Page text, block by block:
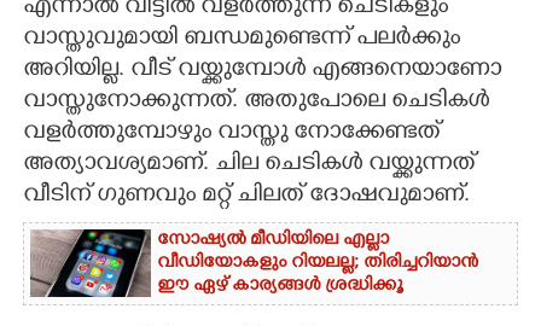
LITERATURE
ZOOM
CONTACT US
എന്നാൽ വീട്ടിൽ വളർത്തുന്ന ചെടികളും
വാസ്തുവുമായി ബന്ധമുണ്ടെന്ന് പല‌ർക്കും
അറിയില്ല. വീട് വയ്ക്കുമ്പോൾ എങ്ങനെയാണോ
വാസ്തുനോക്കുന്നത്. അതുപോലെ ചെടികൾ
വളർത്തുമ്പോഴും വാസ്തു നോക്കേണ്ടത്
അത്യാവശ്യമാണ്. ചില ചെടികൾ വയ്ക്കുന്നത്
വീടിന് ഗുണവും മറ്റ് ചിലത് ദോഷവുമാണ്.
സോഷ്യൽ മീഡിയിലെ എല്ലാ
വീഡിയോകളും റിയലല്ല; തിരിച്ചറിയാൻ
ഈ ഏഴ് കാര്യങ്ങൾ ശ്രദ്ധിക്കൂ